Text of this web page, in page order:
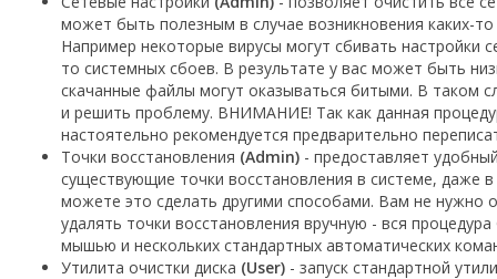
может быть полезным в случае возникновения каких-
Например некоторые вирусы могут сбивать настройки
то системных сбоев. В результате у вас может быть
скачанные файлы могут оказываться битыми. В таком
и решить проблему. ВНИМАНИЕ! Так как данная
настоятельно рекомендуется предварительно
Точки восстановления (Admin) - предоставляет
существующие точки восстановления в системе, даже
можете это сделать другими способами. Вам не нужно
удалять точки восстановления вручную - вся
мышью и нескольких стандартных автоматических
Утилита очистки диска (User) - запуск стандартной